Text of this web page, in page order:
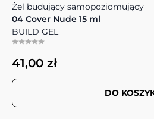
Żel budujący samopoziomujący
04 Cover Nude 15 ml
BUILD GEL
41,00 zł
DO